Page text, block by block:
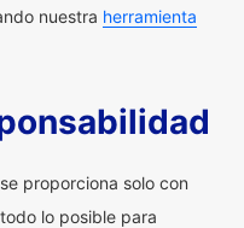
nuestra herramienta
proporciona solo con
lo posible para